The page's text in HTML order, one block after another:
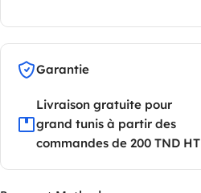
Garantie
Livraison gratuite pour
grand tunis à partir des
commandes de 200 TND HT